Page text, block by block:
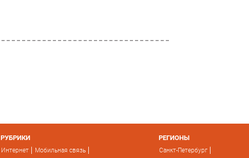
РУБРИКИ
Интернет
Мобильная связь
РЕГИОНЫ
Санкт-Петербург